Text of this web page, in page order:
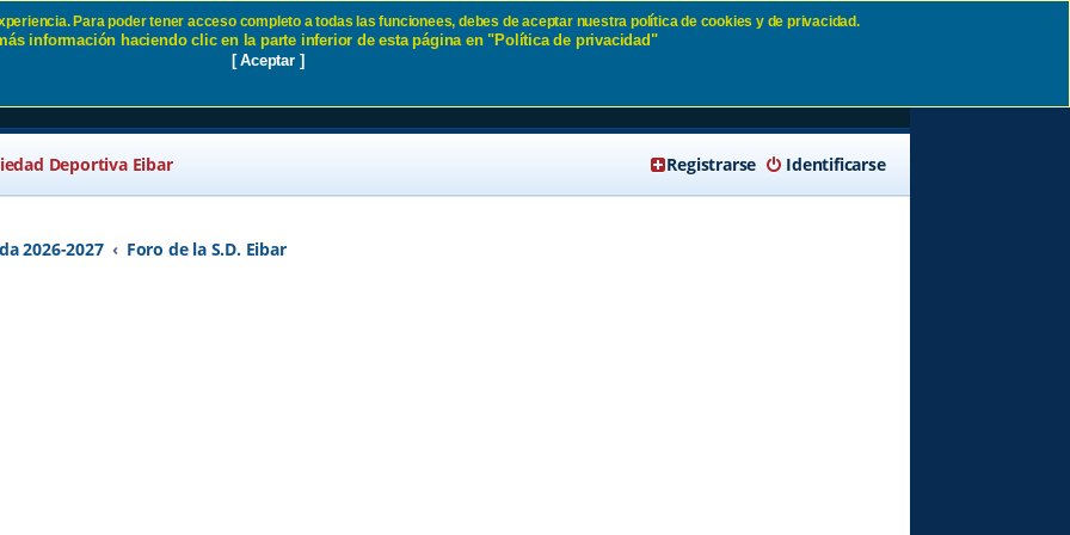
Eibar
Deportiva Eibar Identificarse
Registrarse
2026-2027 Foro de la S.D. Eibar
Para poder tener acceso completo a todas las funcionees, debes de aceptar nuestra política de cookies y de privacidad.
información haciendo clic en la parte inferior de esta página en "Política de privacidad"
[ Aceptar ]